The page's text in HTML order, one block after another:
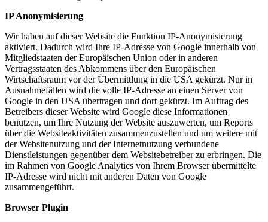
IP Anonymisierung
Wir haben auf dieser Website die Funktion IP-Anonymisierung
aktiviert. Dadurch wird Ihre IP-Adresse von Google innerhalb von
Mitgliedstaaten der Europäischen Union oder in anderen
Vertragsstaaten des Abkommens über den Europäischen
Wirtschaftsraum vor der Übermittlung in die USA gekürzt. Nur in
Ausnahmefällen wird die volle IP-Adresse an einen Server von
Google in den USA übertragen und dort gekürzt. Im Auftrag des
Betreibers dieser Website wird Google diese Informationen
benutzen, um Ihre Nutzung der Website auszuwerten, um Reports
über die Websiteaktivitäten zusammenzustellen und um weitere mit
der Websitenutzung und der Internetnutzung verbundene
Dienstleistungen gegenüber dem Websitebetreiber zu erbringen. Die
im Rahmen von Google Analytics von Ihrem Browser übermittelte
IP-Adresse wird nicht mit anderen Daten von Google
zusammengeführt.
Browser Plugin